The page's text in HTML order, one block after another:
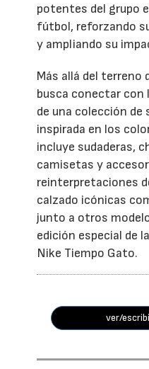
potentes del grupo
fútbol, reforzando
y ampliando su
Más allá del terreno
busca conectar con
de una colección de
inspirada en los
incluye sudaderas,
camisetas y
reinterpretaciones
calzado icónicas
junto a otros
edición especial de
Nike Tiempo Gato.
ver/